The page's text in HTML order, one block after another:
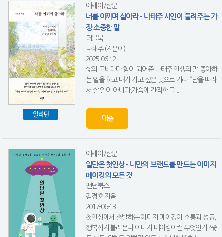
알라딘
에세이/산문
너를 아끼며 살아라 - 나태주 시인이 들려주는 가
장 소중한 말
더블북
나태주 (지은이)
2025-06-12
삶의 고비마다 힘이 되어준 나태주 인생의 말 좋아하
는 일을 하고 내가 가고 싶은 곳으로 가라 “남을 따라
서 살 일이 아니다,가슴에 간직한 그 ...
대출
에세이/산문
일단은 첫인상 - 나만의 브랜드를 만드는 이미지
메이킹의 모든 것
팬덤북스
김경호 지음
2017-06-13
첫인상에서 출발하는 이미지 메이킹이 소통과 성공,
행복까지 불러온다.이미지 메이킹이란 무엇인가?좋